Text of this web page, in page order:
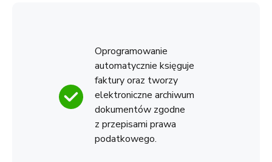
Oprogramowanie
automatycznie księguje
faktury oraz tworzy
elektroniczne archiwum
dokumentów zgodne
z przepisami prawa
podatkowego.